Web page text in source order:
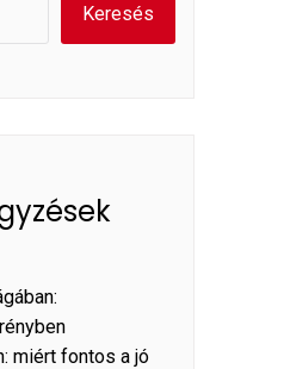
Keresés
miért fontos a jó